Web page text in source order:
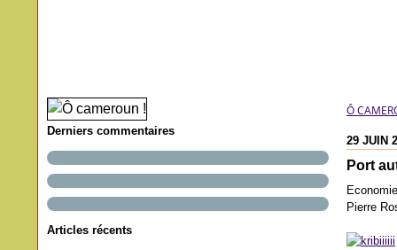
Derniers commentaires
Articles récents
Ô
29 JUIN
Port
Economie
Pierre